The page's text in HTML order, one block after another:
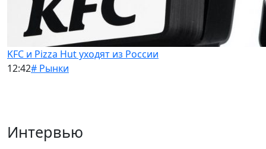
KFC и Pizza Hut уходят из России
12:42# Рынки
Интервью